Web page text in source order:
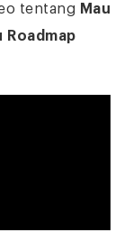
tentang Mau
Roadmap